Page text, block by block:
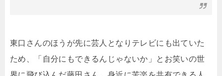
東口さんのほうが先に芸人となりテレビにも出ていた
ため、「自分にもできるんじゃないか」とお笑いの世